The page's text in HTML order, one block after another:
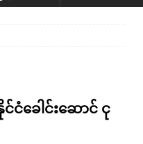
ေါင်းဆောင် ငု